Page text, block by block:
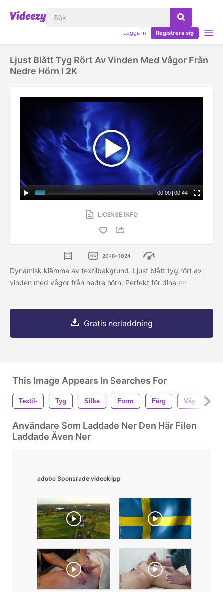
Logga in Registrera sig
Ljust Blått Tyg Rört Av Vinden Med Vågor Från
Nedre Hörn I 2K
00:00 | 00:44
LICENSE INFO
2048x1024
Dynamisk klämma av textilbakgrund. Ljust blått tyg rört av
vinden med vågor från nedre hörn. Perfekt för dina
Gratis nerladdning
This Image Appears In Searches For
Textil- Tyg Silke Form Färg Våg
Användare Som Laddade Ner Den Här Filen
Laddade Även Ner
adobe Sponsrade videoklipp